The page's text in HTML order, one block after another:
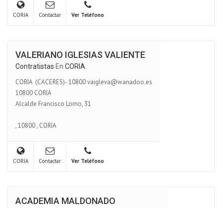
CORIA Contactar Ver Teléfono
VALERIANO IGLESIAS VALIENTE
Contratistas En CORIA
CORIA (CACERES)- 10800 vaigleva@wanadoo.es
10800 CORIA
Alcalde Francisco Lomo, 31
,10800, CORIA
CORIA Contactar Ver Teléfono
ACADEMIA MALDONADO